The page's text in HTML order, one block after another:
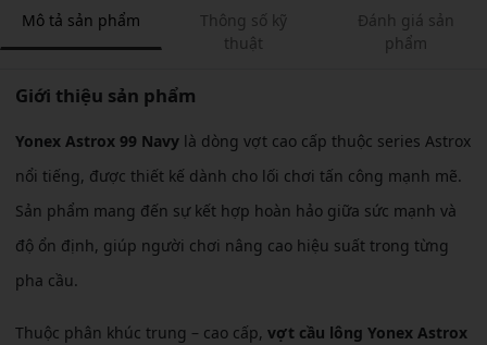
Mô tả sản phẩm
Thông số kỹ
thuật
Đánh giá sản
phẩm
Giới thiệu sản phẩm
Yonex Astrox 99 Navy là dòng vợt cao cấp thuộc series Astrox
nổi tiếng, được thiết kế dành cho lối chơi tấn công mạnh mẽ.
Sản phẩm mang đến sự kết hợp hoàn hảo giữa sức mạnh và
độ ổn định, giúp người chơi nâng cao hiệu suất trong từng
pha cầu.
Thuộc phân khúc trung – cao cấp, vợt cầu lông Yonex Astrox